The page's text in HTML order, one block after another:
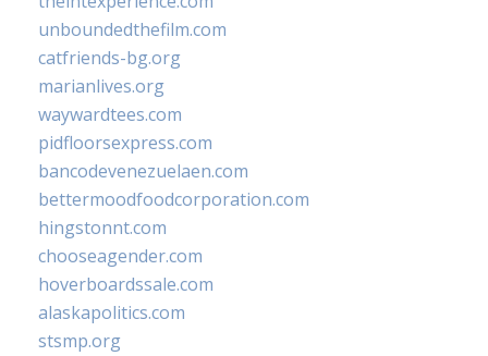
unboundedthefilm.com
catfriends-bg.org
marianlives.org
waywardtees.com
pidfloorsexpress.com
bancodevenezuelaen.com
bettermoodfoodcorporation.com
hingstonnt.com
chooseagender.com
hoverboardssale.com
alaskapolitics.com
stsmp.org